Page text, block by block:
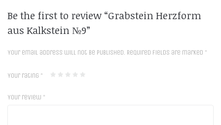
Be the first to review “Grabstein Herzform
aus Kalkstein №9”
Your email address will not be published. Required fields are marked *
Your rating *
Your review *